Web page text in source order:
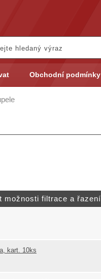
Obchodní podmínky
kart. 10ks